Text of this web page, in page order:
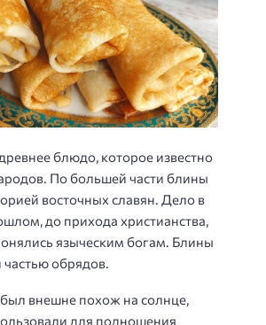
блюдо, которое известно
По большей части блины
восточных славян. Дело в
до прихода христианства,
языческим богам. Блины
обрядов.
внешне похож на солнце,
для подношения